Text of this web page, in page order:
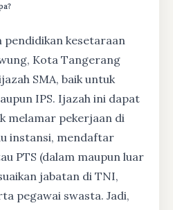
kesetaraan
Kota Tangerang
SMA, baik untuk
IPS. Ijazah ini dapat
melamar pekerjaan di
instansi, mendaftar
PTS (dalam maupun luar
jabatan di TNI,
pegawai swasta. Jadi,